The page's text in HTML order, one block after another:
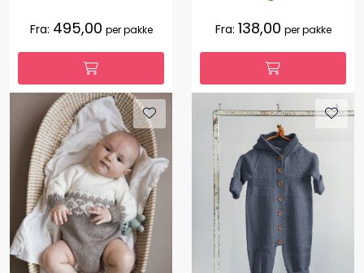
Fra: 495,00 per pakke Fra: 138,00 per pakke